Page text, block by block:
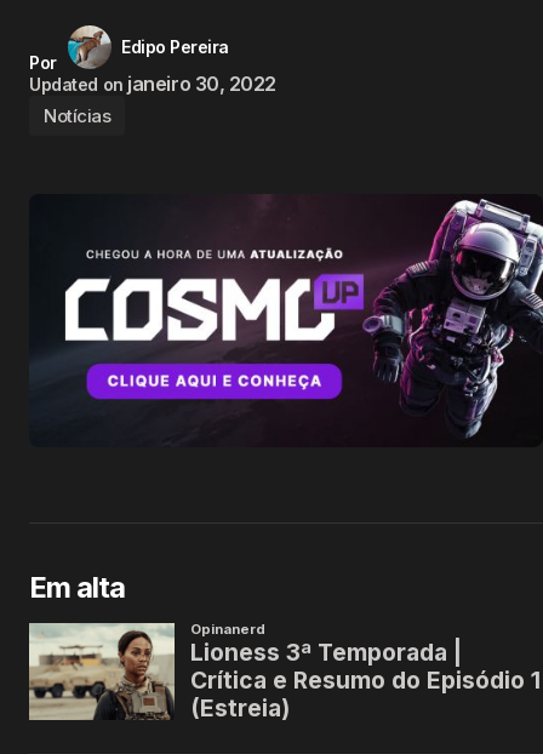
Por
Edipo Pereira
Updated on janeiro 30, 2022
Notícias
Em alta